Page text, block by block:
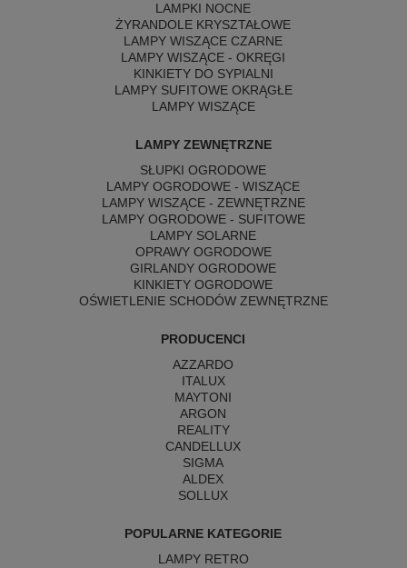
LAMPKI NOCNE
ŻYRANDOLE KRYSZTAŁOWE
LAMPY WISZĄCE CZARNE
LAMPY WISZĄCE - OKRĘGI
KINKIETY DO SYPIALNI
LAMPY SUFITOWE OKRĄGŁE
LAMPY WISZĄCE
LAMPY ZEWNĘTRZNE
SŁUPKI OGRODOWE
LAMPY OGRODOWE - WISZĄCE
LAMPY WISZĄCE - ZEWNĘTRZNE
LAMPY OGRODOWE - SUFITOWE
LAMPY SOLARNE
OPRAWY OGRODOWE
GIRLANDY OGRODOWE
KINKIETY OGRODOWE
OŚWIETLENIE SCHODÓW ZEWNĘTRZNE
PRODUCENCI
AZZARDO
ITALUX
MAYTONI
ARGON
REALITY
CANDELLUX
SIGMA
ALDEX
SOLLUX
POPULARNE KATEGORIE
LAMPY RETRO